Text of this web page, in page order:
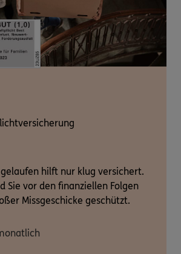
hilft nur klug versichert.
Sie vor den finanziellen Folgen
Missgeschicke geschützt.